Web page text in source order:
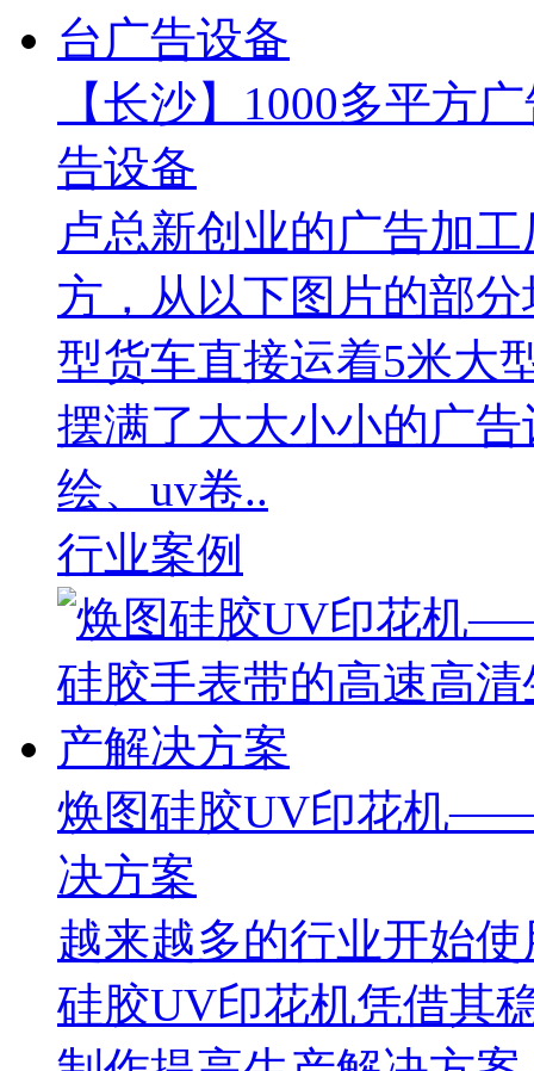
【长沙】1000多平方
告设备
卢总新创业的广告加
方，从以下图片的部
型货车直接运着5米大
摆满了大大小小的广
绘、uv卷..
行业案例
焕图硅胶UV印花机
决方案
越来越多的行业开始
硅胶UV印花机凭借其